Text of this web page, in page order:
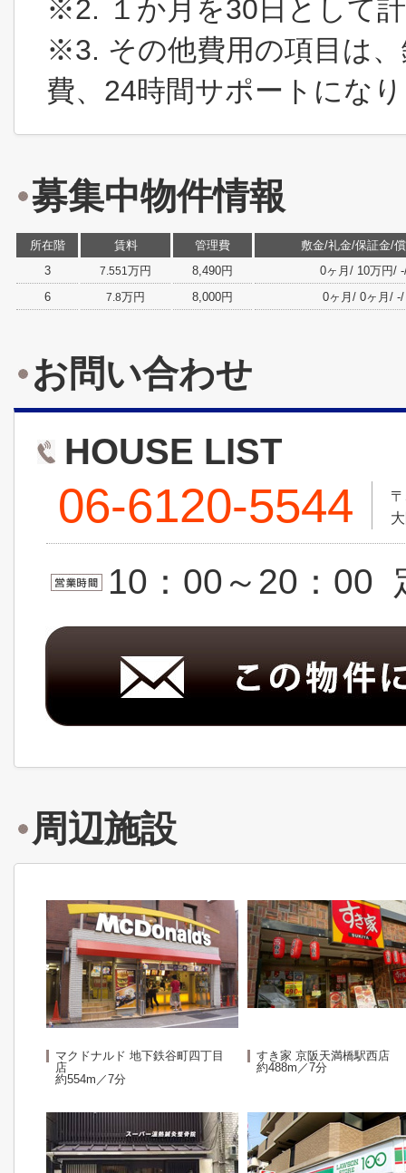
※2. １か月を30日として
※3. その他費用の項目は
費、24時間サポートにな
募集中物件情報
所在階 賃料 管理費
敷金/礼金/保証金/
3
7.551万円 8,490円
0ヶ月/ 10万円/
6
7.8万円 8,000円 0ヶ月/ 0ヶ月/
お問い合わせ
HOUSE LIST
06-6120-5544
10：00～20：00
周辺施設
マクドナルド 地下鉄谷町四丁目
店
約554m／7分
すき家 京阪天満橋駅西店
約488m／7分